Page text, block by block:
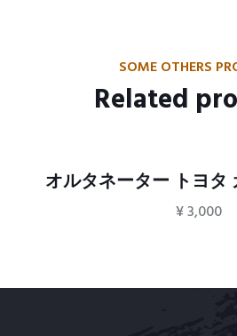
SOME OTHERS
Related
オルタネーター トヨタ
¥3,000